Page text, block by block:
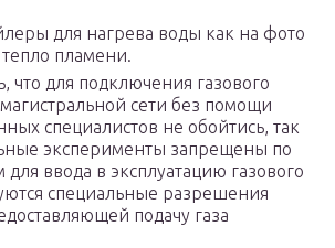
для нагрева воды как на фото
пламени.
что для подключения газового
сети без помощи
специалистов не обойтись, так
эксперименты запрещены по
ввода в эксплуатацию газового
специальные разрешения
подачу газа